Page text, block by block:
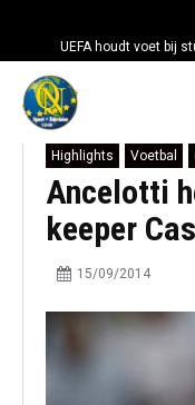
UEFA houdt voet bij
Highlights Voetbal
Ancelotti
keeper
15/09/2014